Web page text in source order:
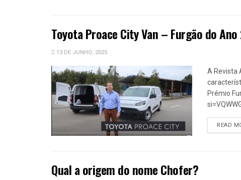
Toyota Proace City Van – Furgão do
13 DE JUNHO, 2025
A Revista
Prémio
READ
Qual a origem do nome Chofer?